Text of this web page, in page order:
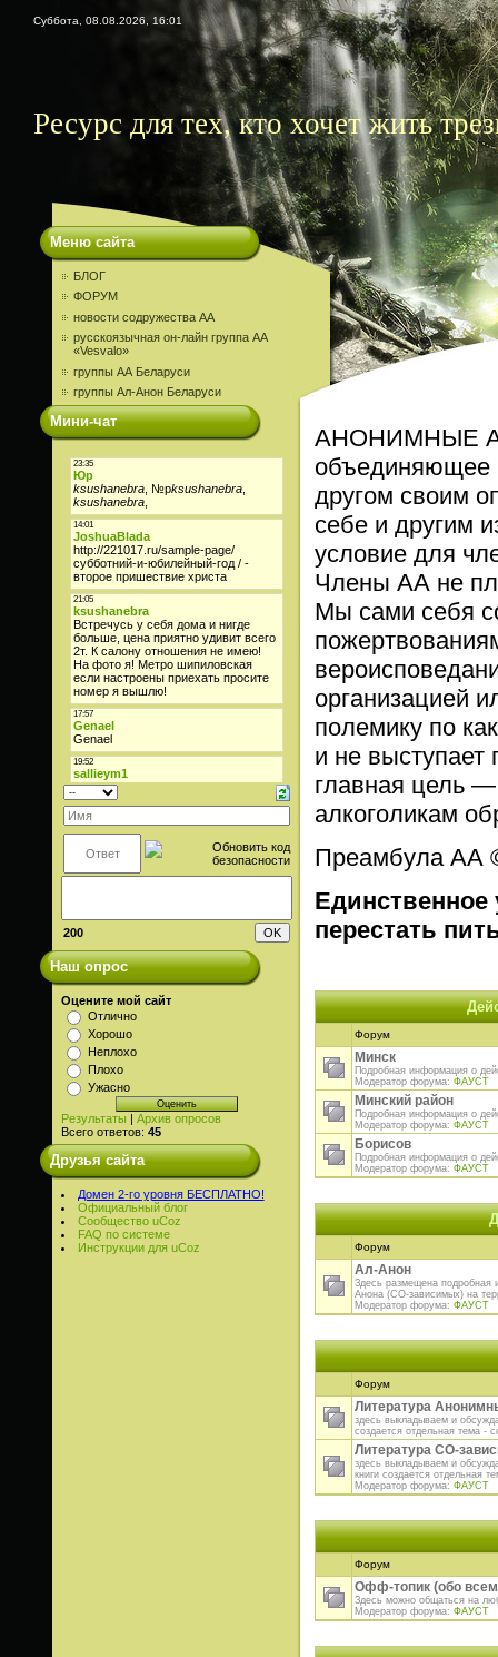
Суббота, 08.08.2026, 16:01
Ресурс для тех, кто хочет жить
Меню сайта
БЛОГ
ФОРУМ
новости содружества АА
русскоязычная он-лайн группа АА
«Vesvalo»
группы АА Беларуси
группы Ал-Анон Беларуси
Мини-чат
200
Наш опрос
Оцените мой сайт
Отлично
Хорошо
Неплохо
Плохо
Ужасно
Результаты
Архив опросов
Всего ответов: 45
Друзья сайта
Домен 2-го уровня БЕСПЛАТНО!
Официальный блог
Сообщество uCoz
FAQ по системе
Инструкции для uCoz
АНОНИМНЫЕ
объединяющее
другом своим
себе и другим
условие для
Члены АА не
Мы сами себя
организацией
полемику по
и не
главная цель
алкоголикам
Преамбула АА
перестать
Форум
Минск
Подробная информация о
Модератор форума: ФАУСТ
Минский район
Подробная информация о
Модератор форума: ФАУСТ
Борисов
Подробная информация о
Модератор форума: ФАУСТ
Форум
Ал-Анон
Здесь размещена подробная
Анона (СО-зависимых) на
Модератор форума: ФАУСТ
Форум
Литература
здесь выкладываем и
создается отдельная тема -
Литература СО-
здесь выкладываем и
книги создается отдельная
Модератор форума: ФАУСТ
Форум
Офф-топик (обо
Здесь можно общаться на
Модератор форума: ФАУСТ